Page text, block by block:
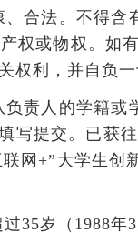
合法。不得
权或物权。如
权利，并自负一
责人的学籍
提交。已获
网+”大学生
35岁（1988年